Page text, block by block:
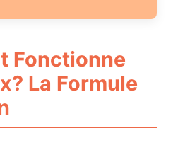
Fonctionne
La Formule